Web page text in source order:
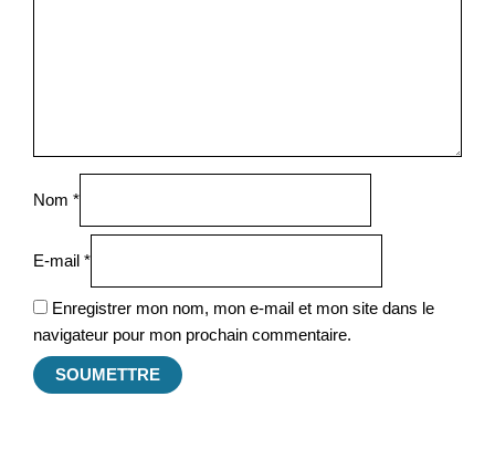
Nom *
E-mail *
Enregistrer mon nom, mon e-mail et mon site dans le
navigateur pour mon prochain commentaire.